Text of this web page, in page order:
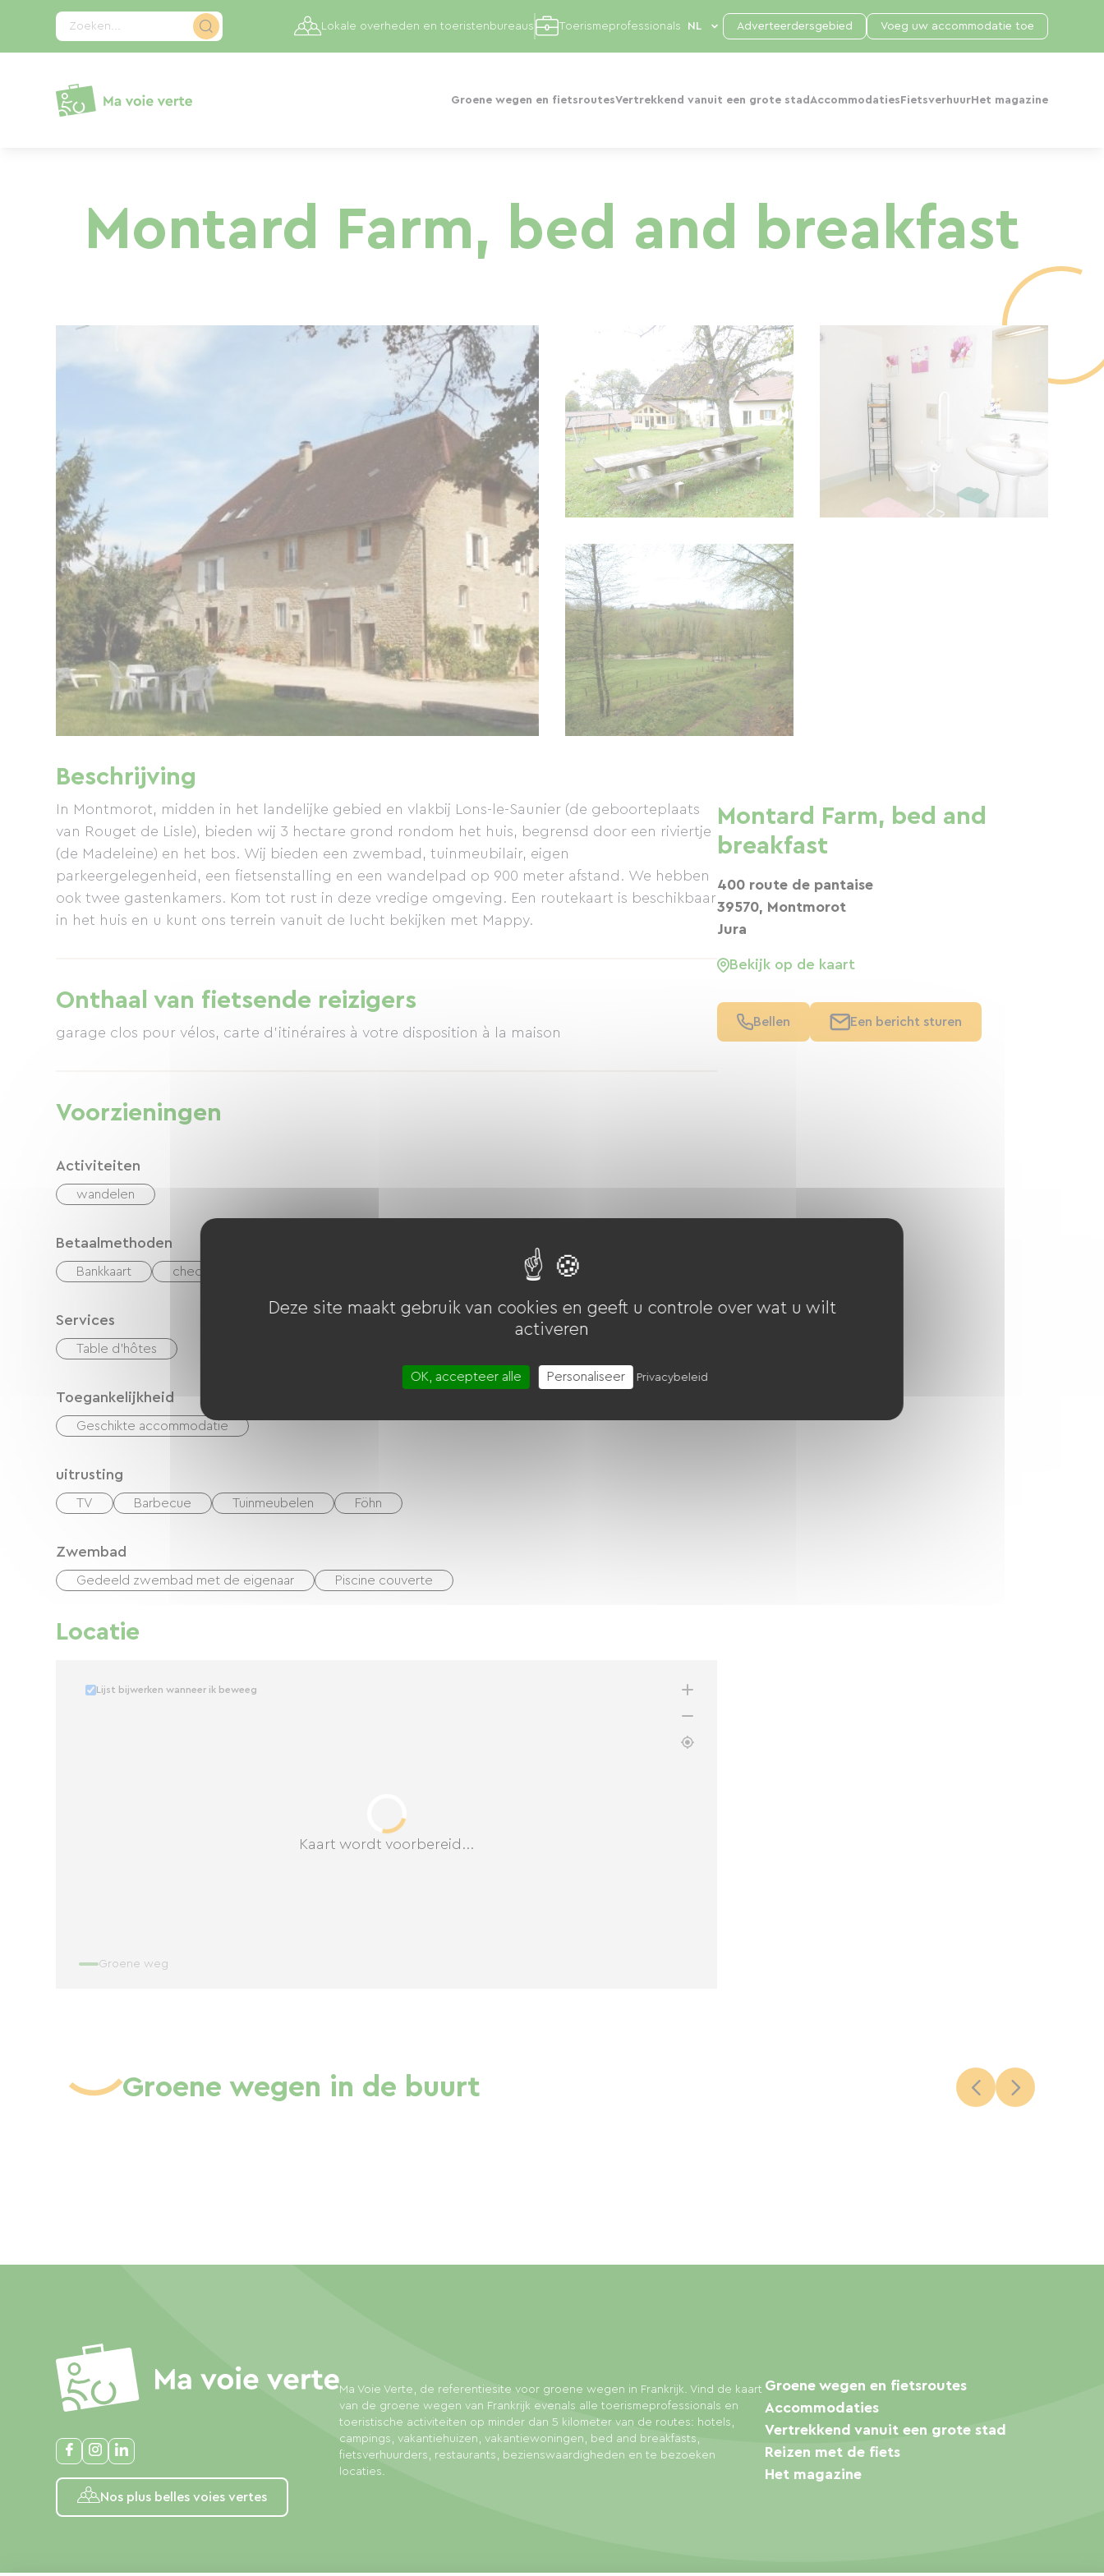
Zoeken...
Groene wegen en fietsroutesVertrekkend vanuit een grote stad Accommodaties Fietsverhuur Het magazine
Lokale overheden en toeristenbureaus Toerismeprofessionals Adverteerdersgebied Voeg uw accommodatie toe
Montard Farm, bed and breakfast
Beschrijving
In Montmorot, midden in het landelijke gebied en vlakbij Lons-le-Saunier (de geboorteplaats
van Rouget de Lisle), bieden wij 3 hectare grond rondom het huis, begrensd door een riviertje
(de Madeleine) en het bos. Wij bieden een zwembad, tuinmeubilair, eigen
parkeergelegenheid, een fietsenstalling en een wandelpad op 900 meter afstand. We hebben
ook twee gastenkamers. Kom tot rust in deze vredige omgeving. Een routekaart is beschikbaar
in het huis en u kunt ons terrein vanuit de lucht bekijken met Mappy.
Onthaal van fietsende reizigers
Voorzieningen
Activiteiten
wandelen
Betaalmethoden
Bankkaart checks overdracht
Services
Table d'hôtes
Toegankelijkheid
Geschikte accommodatie
uitrusting
TV Barbecue Tuinmeubelen Föhn
Zwembad
Gedeeld zwembad met de eigenaar Piscine couverte
Locatie
Kaart wordt voorbereid...
Lijst bijwerken wanneer ik beweeg
Groene weg
Montard Farm, bed and
breakfast
400 route de pantaise
39570, Montmorot
Jura
Bekijk op de kaart
Bellen Een bericht sturen
Groene wegen in de buurt
Nos plus belles voies vertes
Ma Voie Verte, de referentiesite voor groene wegen in Frankrijk. Vind de kaart
van de groene wegen van Frankrijk evenals alle toerismeprofessionals en
toeristische activiteiten op minder dan 5 kilometer van de routes: hotels,
campings, vakantiehuizen, vakantiewoningen, bed and breakfasts,
fietsverhuurders, restaurants, bezienswaardigheden en te bezoeken
locaties.
Groene wegen en fietsroutes
Accommodaties
Vertrekkend vanuit een grote stad
Reizen met de fiets
Het magazine
Cookies beheer paneel
Deze site maakt gebruik van cookies en geeft u controle over wat u wilt
activeren
OK, accepteer alle Personaliseer Privacybeleid